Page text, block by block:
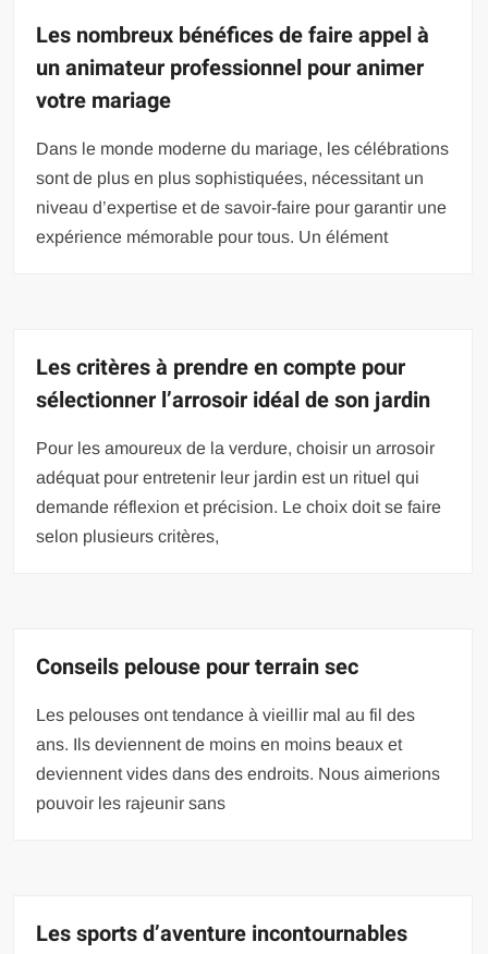
Les nombreux bénéfices de faire appel à
un animateur professionnel pour animer
votre mariage
Dans le monde moderne du mariage, les célébrations
sont de plus en plus sophistiquées, nécessitant un
niveau d’expertise et de savoir-faire pour garantir une
expérience mémorable pour tous. Un élément
Les critères à prendre en compte pour
sélectionner l’arrosoir idéal de son jardin
Pour les amoureux de la verdure, choisir un arrosoir
adéquat pour entretenir leur jardin est un rituel qui
demande réflexion et précision. Le choix doit se faire
selon plusieurs critères,
Conseils pelouse pour terrain sec
Les pelouses ont tendance à vieillir mal au fil des
ans. Ils deviennent de moins en moins beaux et
deviennent vides dans des endroits. Nous aimerions
pouvoir les rajeunir sans
Les sports d’aventure incontournables